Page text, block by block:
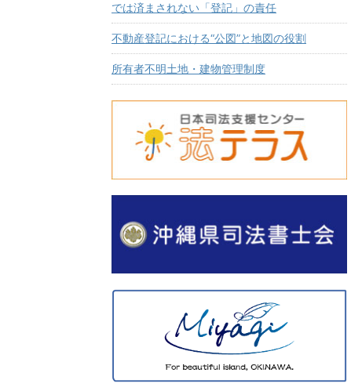
では済まされない「登記」の責任
不動産登記における“公図”と地図の役割
所有者不明土地・建物管理制度